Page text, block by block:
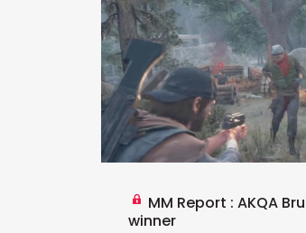
MM Report : AKQA
winner